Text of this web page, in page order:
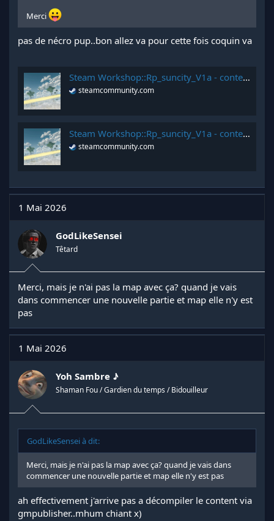
Merci
pas de nécro pup..bon allez va pour cette fois coquin va
Steam Workshop::Rp_suncity_V1a - content 1
steamcommunity.com
Steam Workshop::Rp_suncity_V1a - content 2
steamcommunity.com
1 Mai 2026
GodLikeSensei
Têtard
Merci, mais je n'ai pas la map avec ça? quand je vais
dans commencer une nouvelle partie et map elle n'y est
pas
1 Mai 2026
Yoh Sambre ♪
Shaman Fou / Gardien du temps / Bidouilleur
GodLikeSensei à dit:
Merci, mais je n'ai pas la map avec ça? quand je vais dans
commencer une nouvelle partie et map elle n'y est pas
ah effectivement j'arrive pas a décompiler le content via
gmpublisher..mhum chiant x)